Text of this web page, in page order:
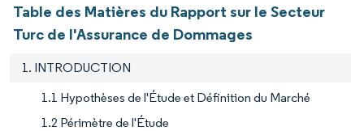
Table des Matières du Rapport sur le Secteur
Turc de l'Assurance de Dommages
1. INTRODUCTION
1.1 Hypothèses de l'Étude et Définition du Marché
1.2 Périmètre de l'Étude